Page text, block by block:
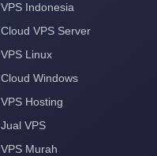
VPS Indonesia
Cloud VPS Server
VPS Linux
Cloud Windows
VPS Hosting
Jual VPS
VPS Murah